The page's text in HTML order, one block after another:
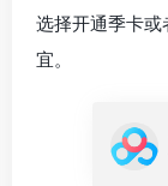
选择开通季卡
宜。